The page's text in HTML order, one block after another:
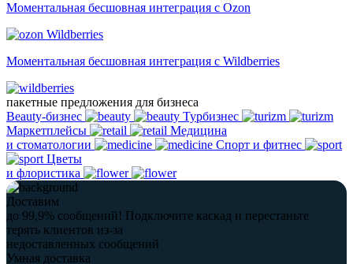
Моментальная бесшовная интеграция с Ozon
Wildberries
Моментальная бесшовная интеграция с Wildberries
пакетные предложения для бизнеса
Beauty-бизнес
Турбизнес
Маркетплейсы
Медицина
и стоматологии
Спорт и фитнес
Цветы
и флористика
Доставим
до 99,9% сообщений! Подключите каскад и перестаньте
терять клиентов из-за
недоставленных сообщений
Умная доставка